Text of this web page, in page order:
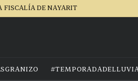
FISCALÍA DE NAYARIT